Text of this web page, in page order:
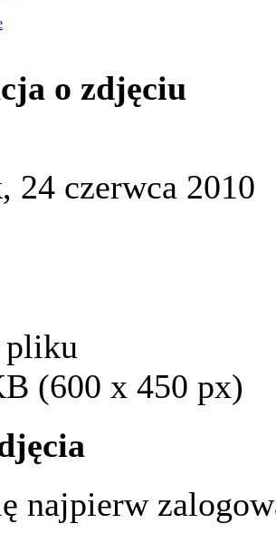
o zdjęciu
24 czerwca 2010
pliku
(600 x 450 px)
najpierw